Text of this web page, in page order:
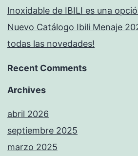
Inoxidable de IBILI es una
Nuevo Catálogo Ibili Menaje
todas las novedades!
Recent Comments
Archives
abril 2026
septiembre 2025
marzo 2025